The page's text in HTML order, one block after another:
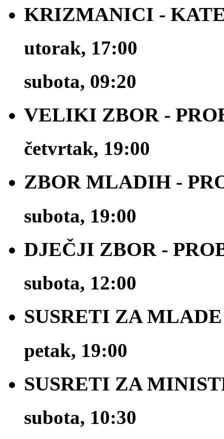
KRIZMANICI -
utorak, 17:00
subota, 09:20
VELIKI ZBOR -
četvrtak, 19:00
ZBOR MLADIH -
subota, 19:00
DJEČJI ZBOR -
subota, 12:00
SUSRETI ZA MLADE
petak, 19:00
SUSRETI ZA
subota, 10:30